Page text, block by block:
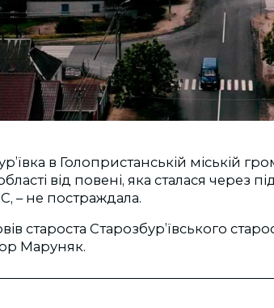
в Голопристанській міській
від повені, яка сталася через
– не постраждала.
староста Старозбур’ївського
Маруняк.